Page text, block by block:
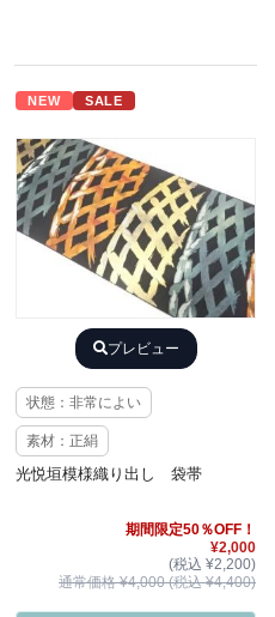
NEW SALE
プレビュー
状態：非常によい
素材：正絹
光悦垣模様織り出し 袋帯
期間限定50％OFF！
¥2,000
(税込 ¥2,200)
通常価格 ¥4,000 (税込 ¥4,400)